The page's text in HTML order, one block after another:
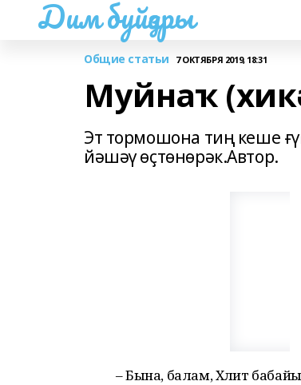
Дим буйҙары
Общие статьи 7 ОКТЯБРЯ 2019, 18:31
Муйнаҡ
Эт тормошона тиң кеше
йәшәү өҫтөнөрәк.Автор.
– Бына, балам, Хәлит